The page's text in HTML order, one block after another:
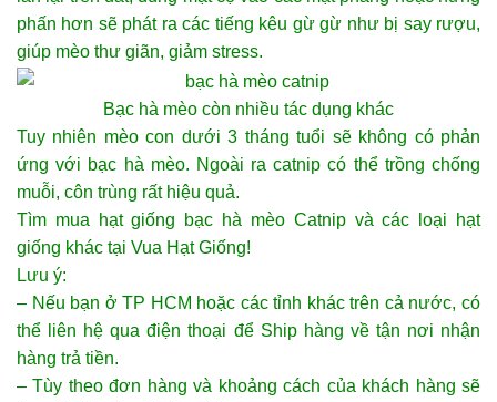
phấn hơn sẽ phát ra các tiếng kêu gừ gừ như bị say rượu,
giúp mèo thư giãn, giảm stress.
Bạc hà mèo còn nhiều tác dụng khác
Tuy nhiên mèo con dưới 3 tháng tuổi sẽ không có phản
ứng với bạc hà mèo. Ngoài ra catnip có thể trồng chống
muỗi, côn trùng rất hiệu quả.
Tìm mua hạt giống bạc hà mèo Catnip và các loại
hạt
giống khác tại Vua Hạt Giống!
Lưu ý:
– Nếu bạn ở TP HCM hoặc các tỉnh khác trên cả nước, có
thể liên hệ qua điện thoại để Ship hàng về tận nơi nhận
hàng trả tiền.
– Tùy theo đơn hàng và khoảng cách của khách hàng sẽ